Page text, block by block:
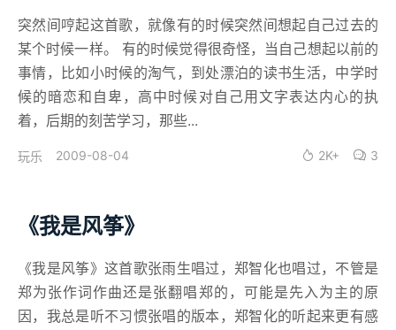
突然间哼起这首歌，就像有的时候突然间想起自己过去的
某个时候一样。 有的时候觉得很奇怪，当自己想起以前的
事情，比如小时候的淘气，到处漂泊的读书生活，中学时
候的暗恋和自卑，高中时候对自己用文字表达内心的执
着，后期的刻苦学习，那些...
玩乐 2009-08-04 2K+ 3
《我是风筝》
《我是风筝》这首歌张雨生唱过，郑智化也唱过，不管是
郑为张作词作曲还是张翻唱郑的，可能是先入为主的原
因，我总是听不习惯张唱的版本，郑智化的听起来更有感